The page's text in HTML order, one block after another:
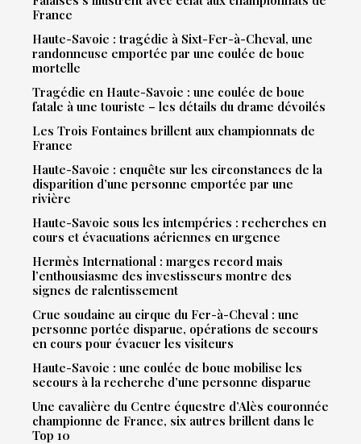
France
Haute-Savoie : tragédie à Sixt-Fer-à-Cheval, une
randonneuse emportée par une coulée de boue
mortelle
Tragédie en Haute-Savoie : une coulée de boue
fatale à une touriste – les détails du drame dévoilés
Les Trois Fontaines brillent aux championnats de
France
Haute-Savoie : enquête sur les circonstances de la
disparition d’une personne emportée par une
rivière
Haute-Savoie sous les intempéries : recherches en
cours et évacuations aériennes en urgence
Hermès International : marges record mais
l’enthousiasme des investisseurs montre des
signes de ralentissement
Crue soudaine au cirque du Fer-à-Cheval : une
personne portée disparue, opérations de secours
en cours pour évacuer les visiteurs
Haute-Savoie : une coulée de boue mobilise les
secours à la recherche d’une personne disparue
Une cavalière du Centre équestre d’Alès couronnée
championne de France, six autres brillent dans le
Top 10